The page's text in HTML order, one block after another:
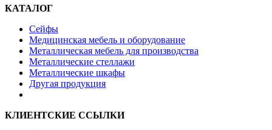
КАТАЛОГ
Сейфы
Медицинская мебель и оборудование
Металлическая мебель для производства
Металлические стеллажи
Металлические шкафы
Другая продукция
КЛИЕНТСКИЕ ССЫЛКИ